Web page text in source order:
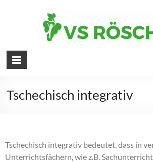
Tschechisch integrativ
Tschechisch integrativ bedeutet, dass in
Unterrichtsfächern, wie z.B.